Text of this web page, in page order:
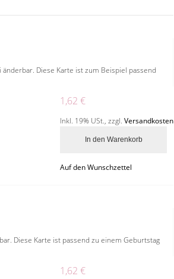
Diese Karte ist zum Beispiel passend
1,62 €
Inkl. 19% USt., zzgl. Versandkosten
In den Warenkorb
Auf den Wunschzettel
Diese Karte ist passend zu einem Geburtstag
1,62 €